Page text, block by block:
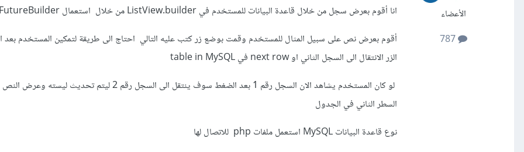
الأعضاء
787
انا أقوم بعرض سجل من خلال قاعدة البيانات للمستخدم في ListView.builder من خلال استعمال FutureBuilder
أقوم بعرض نص على سبيل المثال للمستخدم وقمت بوضع زر كتب عليه التالي احتاج الى طريقة لتمكين المستخدم
الزر الانتقال الى السجل الثاني او next row في table in MySQL
لو كان المستخدم يشاهد الان السجل رقم 1 بعد الضغط سوف ينتقل الى السجل رقم 2 ليتم تحديث
السطر الثاني في الجدول
نوع قاعدة البيانات MySQL استعمل ملفات php للاتصال لها